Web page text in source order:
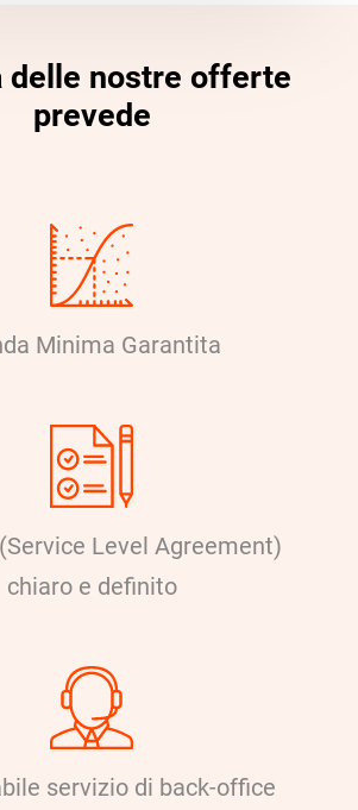
delle nostre offerte
prevede
Minima Garantita
Level Agreement)
chiaro e definito
servizio di back-office